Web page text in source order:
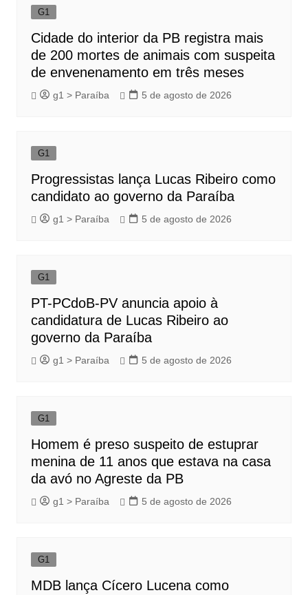
G1
Cidade do interior da PB registra mais
de 200 mortes de animais com suspeita
de envenenamento em três meses
g1 > Paraíba 5 de agosto de 2026
G1
Progressistas lança Lucas Ribeiro como
candidato ao governo da Paraíba
g1 > Paraíba 5 de agosto de 2026
G1
PT-PCdoB-PV anuncia apoio à
candidatura de Lucas Ribeiro ao
governo da Paraíba
g1 > Paraíba 5 de agosto de 2026
G1
Homem é preso suspeito de estuprar
menina de 11 anos que estava na casa
da avó no Agreste da PB
g1 > Paraíba 5 de agosto de 2026
G1
MDB lança Cícero Lucena como